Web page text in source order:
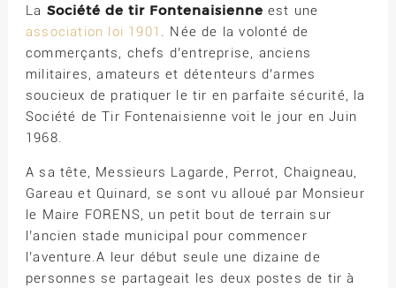
La Société de tir Fontenaisienne est une
association loi 1901
. Née de la volonté de
commerçants, chefs d’entreprise, anciens
militaires, amateurs et détenteurs d’armes
soucieux de pratiquer le tir en parfaite sécurité, la
Société de Tir Fontenaisienne voit le jour en Juin
1968.
A sa tête, Messieurs Lagarde, Perrot, Chaigneau,
Gareau et Quinard, se sont vu alloué par Monsieur
le Maire FORENS, un petit bout de terrain sur
l’ancien stade municipal pour commencer
l’aventure.A leur début seule une dizaine de
personnes se partageait les deux postes de tir à